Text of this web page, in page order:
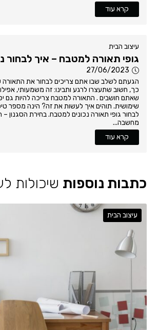
קרא עוד
עיצוב הבית
גופי תאורה למטבח – איך לבחור
27/06/2023
הגעתם לשלב שבו אתם צריכים לבחור את
כך, חשוב שתעצרו לרגע ותבינו: זה משמעותי,
שאתם חושבים . התאורה למטבח צריכה להיות גם
שימושית. תוהים איך לעשות את זה? הינה מספר
לבחור גופי תאורה נכונים למטבח. בחירת הסגנון
מחשבה...
קרא עוד
כתבות נוספות שיכולות
עיצוב הבית